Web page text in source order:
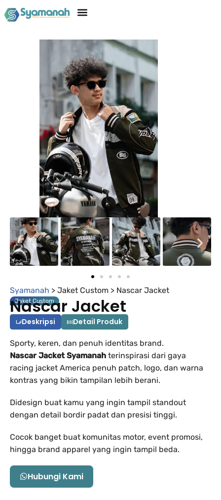
Syamanah > Jaket Custom > Nascar Jacket
Jaket Custom
Nascar Jacket
Deskripsi Detail Produk
Sporty, keren, dan penuh identitas brand.
Nascar Jacket Syamanah terinspirasi dari gaya
racing jacket America penuh patch, logo, dan warna
kontras yang bikin tampilan lebih berani.
Didesign buat kamu yang ingin tampil standout
dengan detail bordir padat dan presisi tinggi.
Cocok banget buat komunitas motor, event promosi,
hingga brand apparel yang ingin tampil beda.
Hubungi Kami